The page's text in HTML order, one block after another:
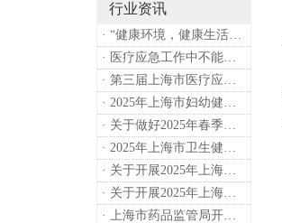
行业资讯
· “健康环境，健康生活”，上海第37个爱国卫生月系列活动
· 医疗应急工作中不能忽略的设备：医用转运车
· 第三届上海市医疗应急青年职业技能大赛暨第八届进博会医疗保障技能大比武活动通知
· 2025年上海市妇幼健康工作要点
· 关于做好2025年春季新冠病毒感染等重点传染病防治工作的通知
· 2025年上海市卫生健康工作要点
· 关于开展2025年上海市健康街镇建设工作的通知
· 关于开展2025年上海市中小微型企业职业健康帮扶工作的通知
· 上海市药品监管局开展进口医疗器械转境内生产工作调研